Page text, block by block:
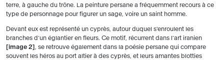
terre, à gauche du trône. La peinture persane a fréquemment recours à ce
type de personnage pour figurer un sage, voire un saint homme.
Devant eux est représenté un cyprès, autour duquel s'enroulent les
branches d'un églantier en fleurs. Ce motif, récurrent dans l'art iranien
image 2
, se retrouve également dans la poésie persane qui compare
souvent les héros au port altier à des cyprès, et leurs amantes blotties